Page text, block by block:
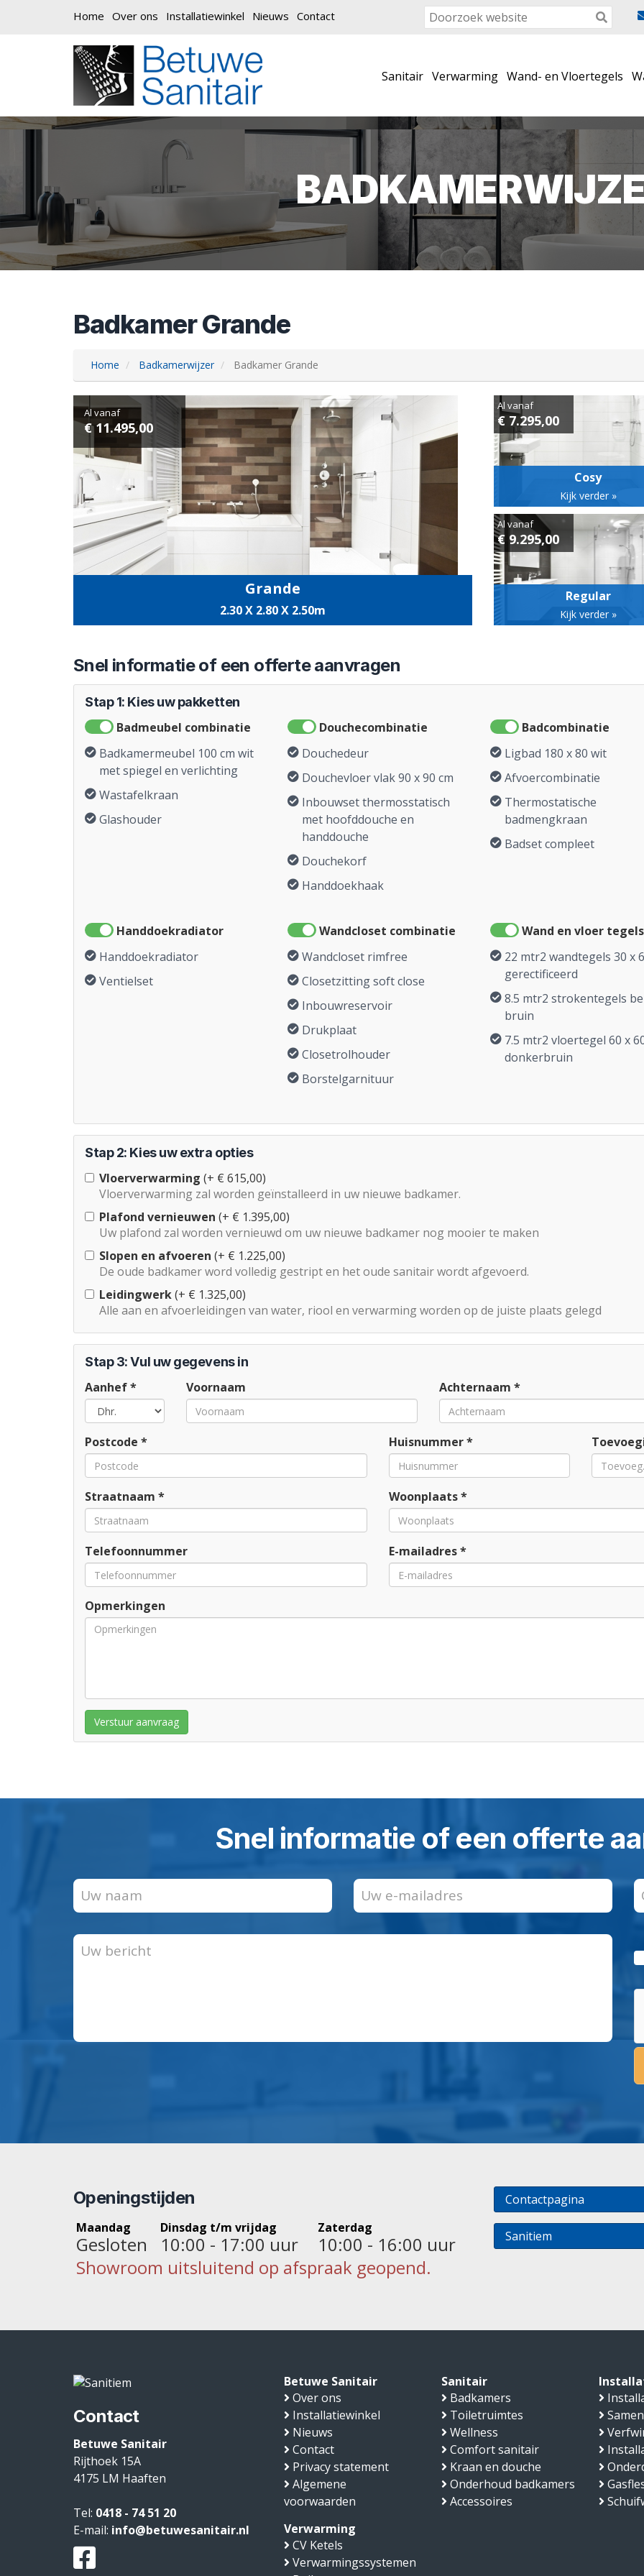
Home Over ons Installatiewinkel Nieuws Contact
Sanitair Verwarming Wand- en Vloertegels
Badkamer Grande
Home Badkamerwijzer Badkamer Grande
Al vanaf
€ 11.495,00
Grande
2.30 X 2.80 X 2.50m
Al vanaf
€ 7.295,00
Cosy
Kijk verder »
Al vanaf
€ 9.295,00
Regular
Kijk verder »
Snel informatie of een offerte aanvragen
Stap 1: Kies uw pakketten
Badmeubel combinatie
Badkamermeubel 100 cm wit
met spiegel en verlichting
Wastafelkraan
Glashouder
Douchecombinatie
Douchedeur
Douchevloer vlak 90 x 90 cm
Inbouwset thermosstatisch
met hoofddouche en
handdouche
Douchekorf
Handdoekhaak
Badcombinatie
Ligbad 180 x 80 wit
Afvoercombinatie
Thermostatische
badmengkraan
Badset compleet
Handdoekradiator
Handdoekradiator
Ventielset
Wandcloset combinatie
Wandcloset rimfree
Closetzitting soft close
Inbouwreservoir
Drukplaat
Closetrolhouder
Borstelgarnituur
Wand en vloer tegels
22 mtr2 wandtegels 30 x
gerectificeerd
8.5 mtr2 strokentegels
bruin
7.5 mtr2 vloertegel 60 x
donkerbruin
Stap 2: Kies uw extra opties
Vloerverwarming (+ € 615,00)
Vloerverwarming zal worden geïnstalleerd in uw nieuwe badkamer.
Plafond vernieuwen (+ € 1.395,00)
Uw plafond zal worden vernieuwd om uw nieuwe badkamer nog mooier te maken
Slopen en afvoeren (+ € 1.225,00)
De oude badkamer word volledig gestript en het oude sanitair wordt afgevoerd.
Leidingwerk(+ € 1.325,00)
Alle aan en afvoerleidingen van water, riool en verwarming worden op de juiste plaats gelegd
Stap 3: Vul uw gegevens in
Aanhef * Voornaam Achternaam *
Postcode * Huisnummer *
Straatnaam * Woonplaats *
Telefoonnummer E-mailadres *
Opmerkingen
Verstuur aanvraag
Snel informatie of een offerte
Openingstijden
Maandag
Gesloten
Dinsdag t/m vrijdag
10:00 - 17:00 uur
Zaterdag
10:00 - 16:00 uur
Showroom uitsluitend op afspraak geopend.
Contactpagina
Sanitiem
Contact
Betuwe Sanitair
Rijthoek 15A
4175 LM Haaften
Tel: 0418 - 74 51 20
E-mail: info@betuwesanitair.nl
Betuwe Sanitair
Over ons
Installatiewinkel
Nieuws
Contact
Privacy statement
Algemene
voorwaarden
Verwarming
CV Ketels
Verwarmingssystemen
Sanitair
Badkamers
Toiletruimtes
Wellness
Comfort sanitair
Kraan en douche
Onderhoud badkamers
Accessoires